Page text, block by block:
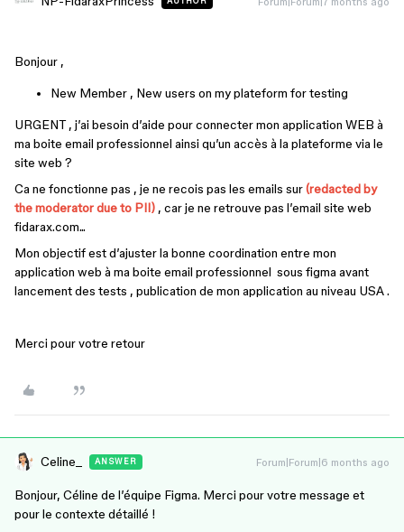
Bonjour ,
New Member , New users on my plateform for testing
URGENT , j’ai besoin d’aide pour connecter mon application WEB à
ma boite email professionnel ainsi qu’un accès à la plateforme via le
site web ?
Ca ne fonctionne pas , je ne recois pas les emails sur(redacted by
the moderator due to PII) , car je ne retrouve pas l’email site web
fidarax.com...
Mon objectif est d’ajuster la bonne coordination entre mon
application web à ma boite email professionnel sous figma avant
lancement des tests , publication de mon application au niveau USA .
Merci pour votre retour
Celine_ ANSWER Forum|Forum|6 months ago
Bonjour, Céline de l’équipe Figma. Merci pour votre message et
pour le contexte détaillé !